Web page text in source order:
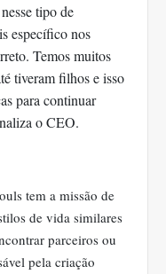
tipo de
específico nos
Temos muitos
tiveram filhos e isso
para continuar
o CEO.
tem a missão de
de vida similares
parceiros ou
pela criação